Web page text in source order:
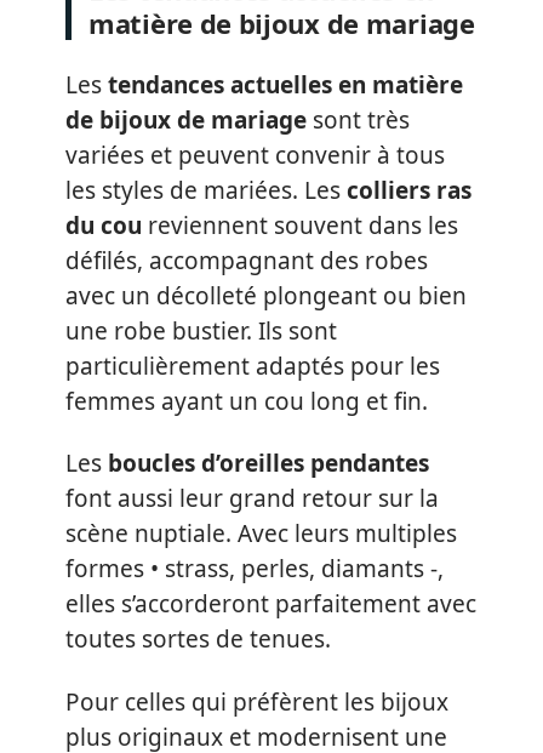
matière de bijoux de mariage
Lestendances actuelles en matière
de bijoux de mariage sont très
variées et peuvent convenir à tous
les styles de mariées. Lescolliers ras
du cou reviennent souvent dans les
défilés, accompagnant des robes
avec un décolleté plongeant ou bien
une robe bustier. Ils sont
particulièrement adaptés pour les
femmes ayant un cou long et fin.
Les boucles d’oreilles pendantes
font aussi leur grand retour sur la
scène nuptiale. Avec leurs multiples
formes • strass, perles, diamants -,
elles s’accorderont parfaitement avec
toutes sortes de tenues.
Pour celles qui préfèrent les bijoux
plus originaux et modernisent une